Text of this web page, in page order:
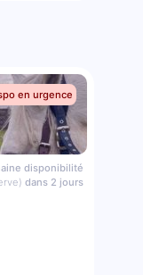
en urgence
disponibilité
dans 2 jours